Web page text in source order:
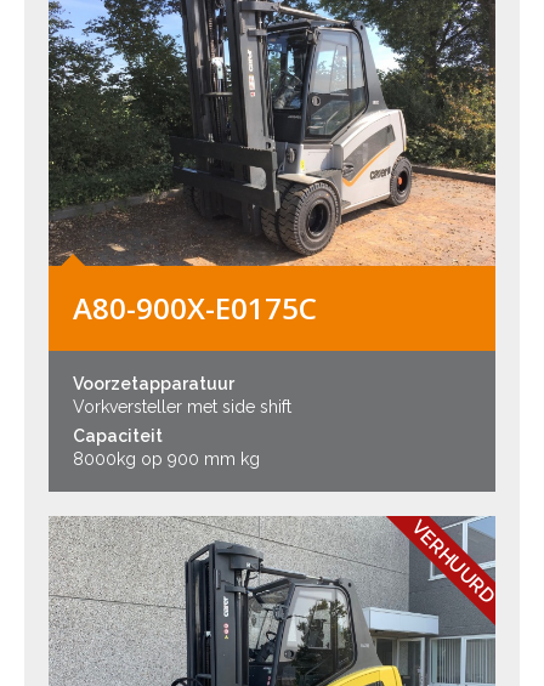
A80-900X-E0175C
Voorzetapparatuur
Vorkversteller met side shift
Capaciteit
8000kg op 900 mm kg
VERHUURD